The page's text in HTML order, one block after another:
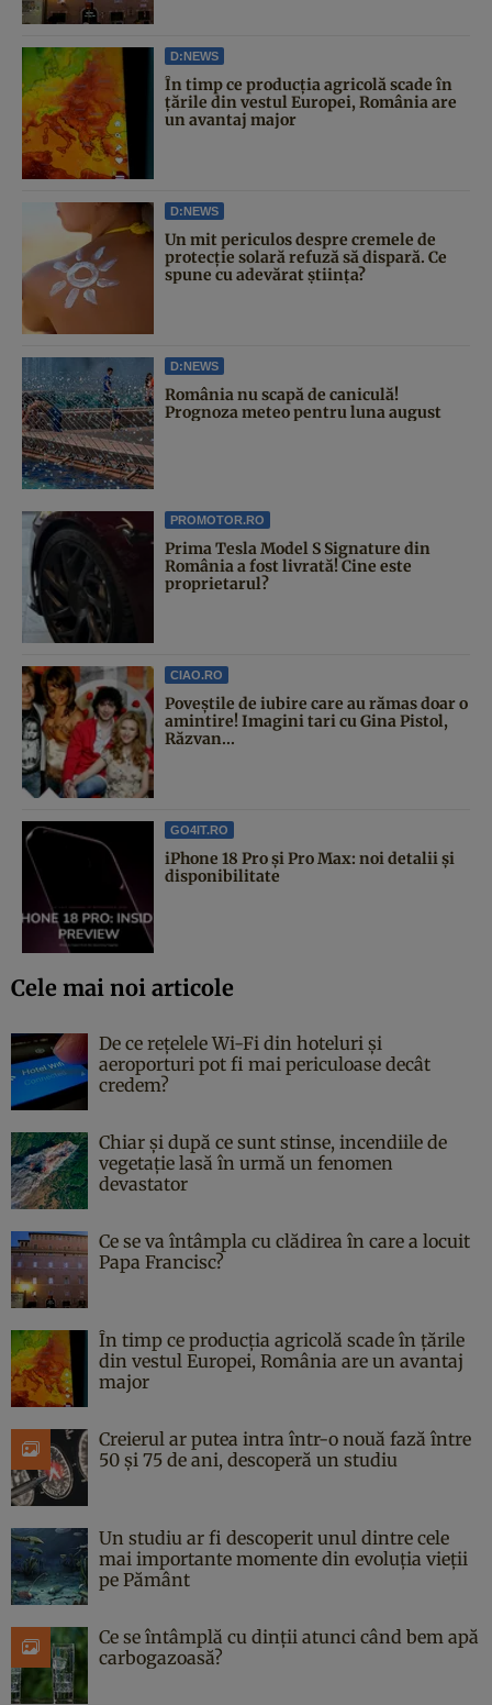
D:NEWS
În timp ce producția agricolă scade în
țările din vestul Europei, România are
un avantaj major
D:NEWS
Un mit periculos despre cremele de
protecție solară refuză să dispară. Ce
spune cu adevărat știința?
D:NEWS
România nu scapă de caniculă!
Prognoza meteo pentru luna august
PROMOTOR.RO
Prima Tesla Model S Signature din
România a fost livrată! Cine este
proprietarul?
CIAO.RO
Poveştile de iubire care au rămas doar o
amintire! Imagini tari cu Gina Pistol,
Răzvan...
GO4IT.RO
iPhone 18 Pro și Pro Max: noi detalii și
disponibilitate
Cele mai noi articole
De ce rețelele Wi-Fi din hoteluri și
aeroporturi pot fi mai periculoase decât
credem?
Chiar și după ce sunt stinse, incendiile de
vegetație lasă în urmă un fenomen
devastator
Ce se va întâmpla cu clădirea în care a locuit
Papa Francisc?
În timp ce producția agricolă scade în țările
din vestul Europei, România are un avantaj
major
Creierul ar putea intra într-o nouă fază între
50 și 75 de ani, descoperă un studiu
Un studiu ar fi descoperit unul dintre cele
mai importante momente din evoluția vieții
pe Pământ
Ce se întâmplă cu dinții atunci când bem apă
carbogazoasă?